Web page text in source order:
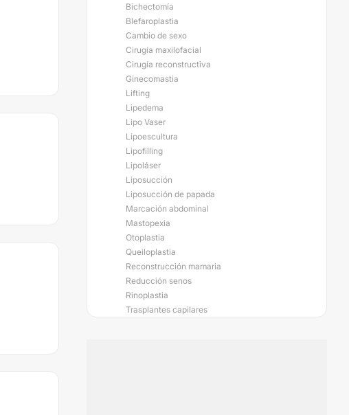
Bichectomía
Blefaroplastia
Cambio de sexo
Cirugía maxilofacial
Cirugía reconstructiva
Ginecomastia
Lifting
Lipedema
Lipo Vaser
Lipoescultura
Lipofilling
Lipoláser
Liposucción
Liposucción de papada
Marcación abdominal
Mastopexia
Otoplastia
Queiloplastia
Reconstrucción mamaria
Reducción senos
Rinoplastia
Trasplantes capilares